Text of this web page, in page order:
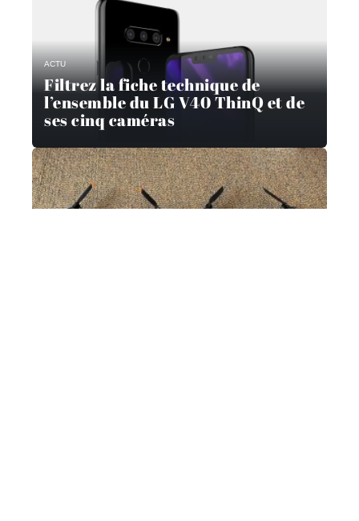
ACTU
Filtrez la fiche technique de
l’ensemble du LG V40 ThinQ et de
ses cinq caméras